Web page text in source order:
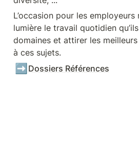
L’occasion pour les
lumière le travail quotidien
domaines et attirer les
à ces sujets.
➡️ Dossiers Références